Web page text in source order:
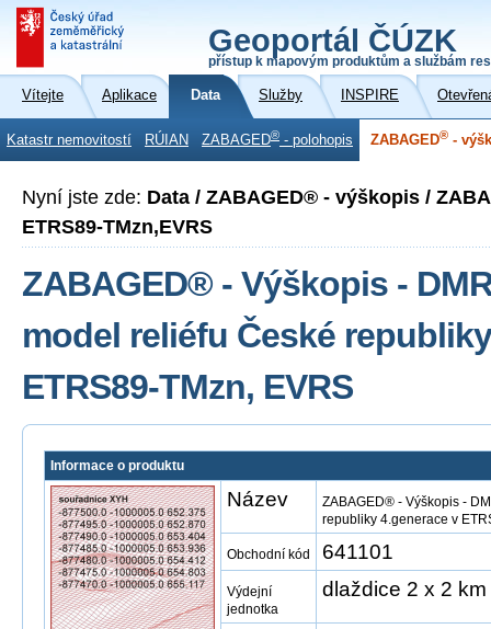
Geoportál ČÚZK
přístup k mapovým produktům a službám
Vítejte Aplikace Data Služby INSPIRE
Katastr nemovitostí RÚIAN ZABAGED® - polohopis ZABAGED® -
Nyní jste zde: Data / ZABAGED® - výškopis /
ETRS89-TMzn,EVRS
ZABAGED® - Výškopis -
model reliéfu České
ETRS89-TMzn, EVRS
Informace o produktu
Název
ZABAGED® - Výškopis -
republiky 4.generace v
Obchodní kód 641101
Výdejní
jednotka
dlaždice 2 x 2 km